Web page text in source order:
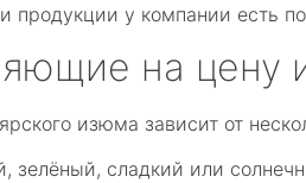
продукции у компании есть
на цену
изюма зависит от
зелёный, сладкий или